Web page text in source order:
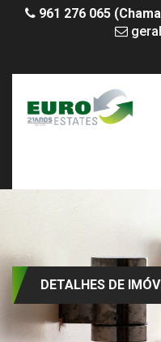
961 276 065
DETALHES DE